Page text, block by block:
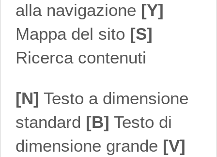
alla navigazione [Y]
Mappa del sito [S]
Ricerca contenuti
[N] Testo a dimensione
standard [B] Testo di
dimensione grande [V]